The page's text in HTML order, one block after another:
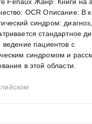
OCR Описание: В
синдром: диагноз,
стандартное
ведение пациентов с
синдромом и
в этой области.